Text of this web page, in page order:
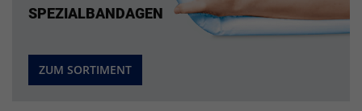
SPEZIALBANDAGEN
ZUM SORTIMENT